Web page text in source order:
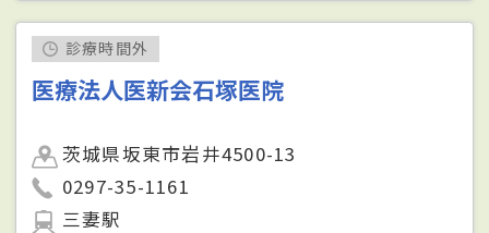
診療時間外
医療法人医新会石塚医院
茨城県坂東市岩井4500-13
0297-35-1161
三妻駅